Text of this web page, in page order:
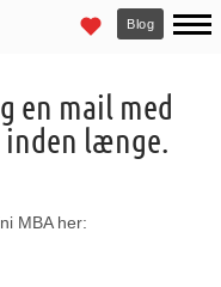
Blog
en mail med
inden længe.
MBA her: